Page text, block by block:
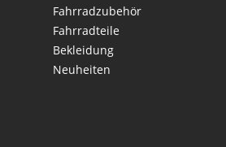
Fahrradzubehör
Fahrradteile
Bekleidung
Neuheiten